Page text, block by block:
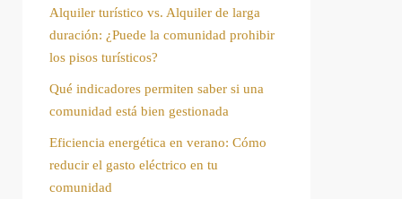
Alquiler turístico vs. Alquiler de larga
duración: ¿Puede la comunidad prohibir
los pisos turísticos?
Qué indicadores permiten saber si una
comunidad está bien gestionada
Eficiencia energética en verano: Cómo
reducir el gasto eléctrico en tu
comunidad